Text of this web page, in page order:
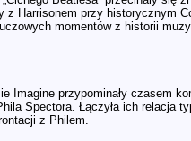
z Harrisonem przy historycznym
momentów z historii
Imagine przypominały czasem
Spectora. Łączyła ich relacja
z Philem.